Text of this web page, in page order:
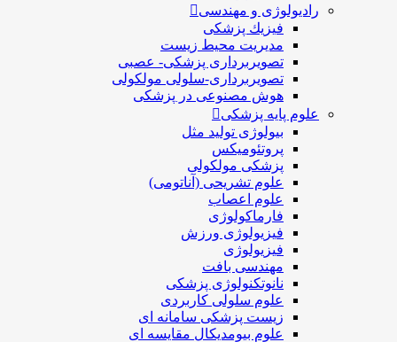
رادیولوژی و مهندسی
فيزيك پزشکی
مدیریت محیط زیست
تصویربرداری پزشکی- عصبی
تصویربرداری-سلولی مولکولی
هوش مصنوعی در پزشکی
علوم پایه پزشکی
بیولوژی تولید مثل
پروتئومیکس
پزشکی مولکولی
علوم تشریحی (آناتومی)
علوم اعصاب
فارماکولوژی
فیزیولوژی ورزش
فیزیولوژی
مهندسی بافت
نانوتکنولوژی پزشکی
علوم سلولی کاربردی
زیست پزشکی سامانه ای
علوم بیومدیکال مقایسه ای